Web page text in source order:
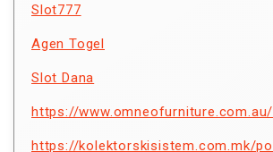
Slot777
Agen Togel
Slot Dana
https://
https://kolektorskisistem.com.mk/